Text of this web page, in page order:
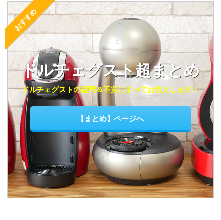
おすすめ
ドルチェグスト超まとめ
ドルチェグストの疑問＆不安にすべてお答えします！
【まとめ】ページへ